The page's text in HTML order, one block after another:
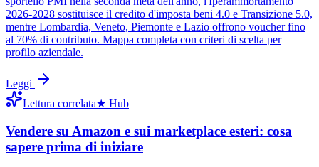
2026-2028 sostituisce il credito d'imposta beni 4.0 e Transizione 5.0,
mentre Lombardia, Veneto, Piemonte e Lazio offrono voucher fino
al 70% di contributo. Mappa completa con criteri di scelta per
profilo aziendale.
Leggi
Lettura correlata★ Hub
Vendere su Amazon e sui marketplace esteri: cosa
sapere prima di iniziare